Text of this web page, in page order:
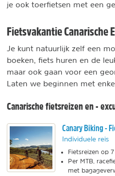
je ook toerfietsen met een
Fietsvakantie Canarische
Je kunt natuurlijk zelf een
boeken, fiets huren en de
maar ook gaan voor een
Laten we beginnen met
Canarische fietsreizen en -
Canary Biking -
Individuele reis
Fietsreizen op
Per MTB,
met